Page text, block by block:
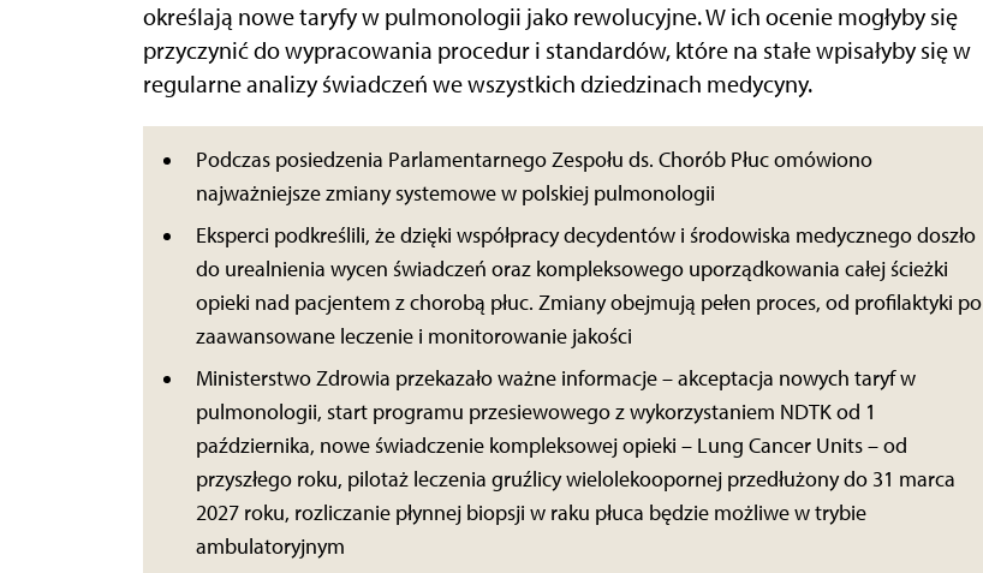
określają nowe taryfy w pulmonologii jako rewolucyjne. W ich ocenie mogłyby się
przyczynić do wypracowania procedur i standardów, które na stałe wpisałyby się w
regularne analizy świadczeń wewszystkich dziedzinach medycyny.
Podczas posiedzenia Parlamentarnego Zespołu ds. Chorób Płuc omówiono
najważniejsze zmiany systemowe w polskiej pulmonologii
Eksperci podkreślili, że dzięki współpracy decydentów i środowiska medycznego doszło
do urealnienia wycen świadczeń oraz kompleksowego uporządkowania całej ścieżki
opieki nad pacjentem z chorobą płuc. Zmiany obejmują pełen proces, od profilaktyki po
zaawansowane leczenie i monitorowanie jakości
Ministerstwo Zdrowia przekazało ważne informacje – akceptacja nowych taryf w
pulmonologii, start programu przesiewowego z wykorzystaniem NDTK od 1
października, nowe świadczenie kompleksowej opieki – Lung Cancer Units – od
przyszłego roku, pilotaż leczenia gruźlicy wielolekoopornej przedłużony do 31 marca
2027 roku, rozliczanie płynnej biopsji w raku płuca będzie możliwe w trybie
ambulatoryjnym